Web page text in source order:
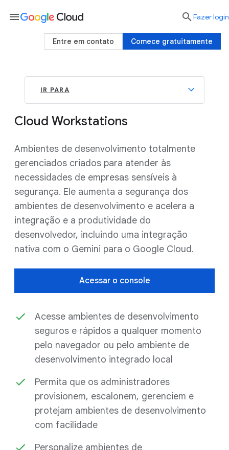
IR PARA
Cloud Workstations
Ambientes de desenvolvimento totalmente
gerenciados criados para atender às
necessidades de empresas sensíveis à
segurança. Ele aumenta a segurança dos
ambientes de desenvolvimento e acelera a
integração e a produtividade do
desenvolvedor, incluindo uma integração
nativa com o Gemini para o Google Cloud.
Acessar o console
Acesse ambientes de desenvolvimento
seguros e rápidos a qualquer momento
pelo navegador ou pelo ambiente de
desenvolvimento integrado local
Permita que os administradores
provisionem, escalonem, gerenciem e
protejam ambientes de desenvolvimento
com facilidade
Personalize ambientes de
menu  Fazer login
Comece gratuitamente
Entre em contato